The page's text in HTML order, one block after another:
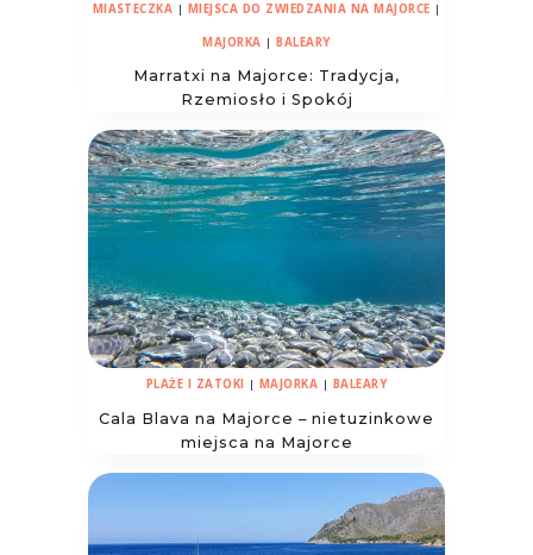
MIASTECZKA | MIEJSCA DO ZWIEDZANIA NA MAJORCE |
MAJORKA |BALEARY
Marratxi na Majorce: Tradycja,
Rzemiosło i Spokój
PLAŻE I ZATOKI | MAJORKA | BALEARY
Cala Blava na Majorce – nietuzinkowe
miejsca na Majorce